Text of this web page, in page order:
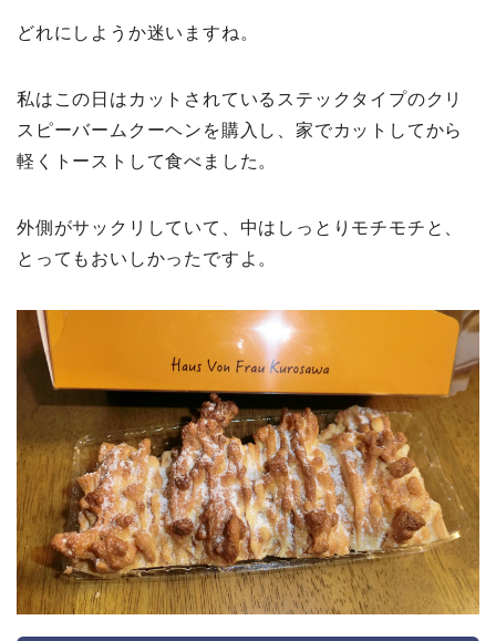
どれにしようか迷いますね。
私はこの日はカットされているステックタイプのクリ
スピーバームクーヘンを購入し、家でカットしてから
軽くトーストして食べました。
外側がサックリしていて、中はしっとりモチモチと、
とってもおいしかったですよ。